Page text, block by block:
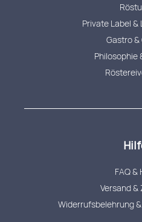
Private Label
Gastro
Philosophie
FAQ &
Versand &
Widerrufsbelehrung